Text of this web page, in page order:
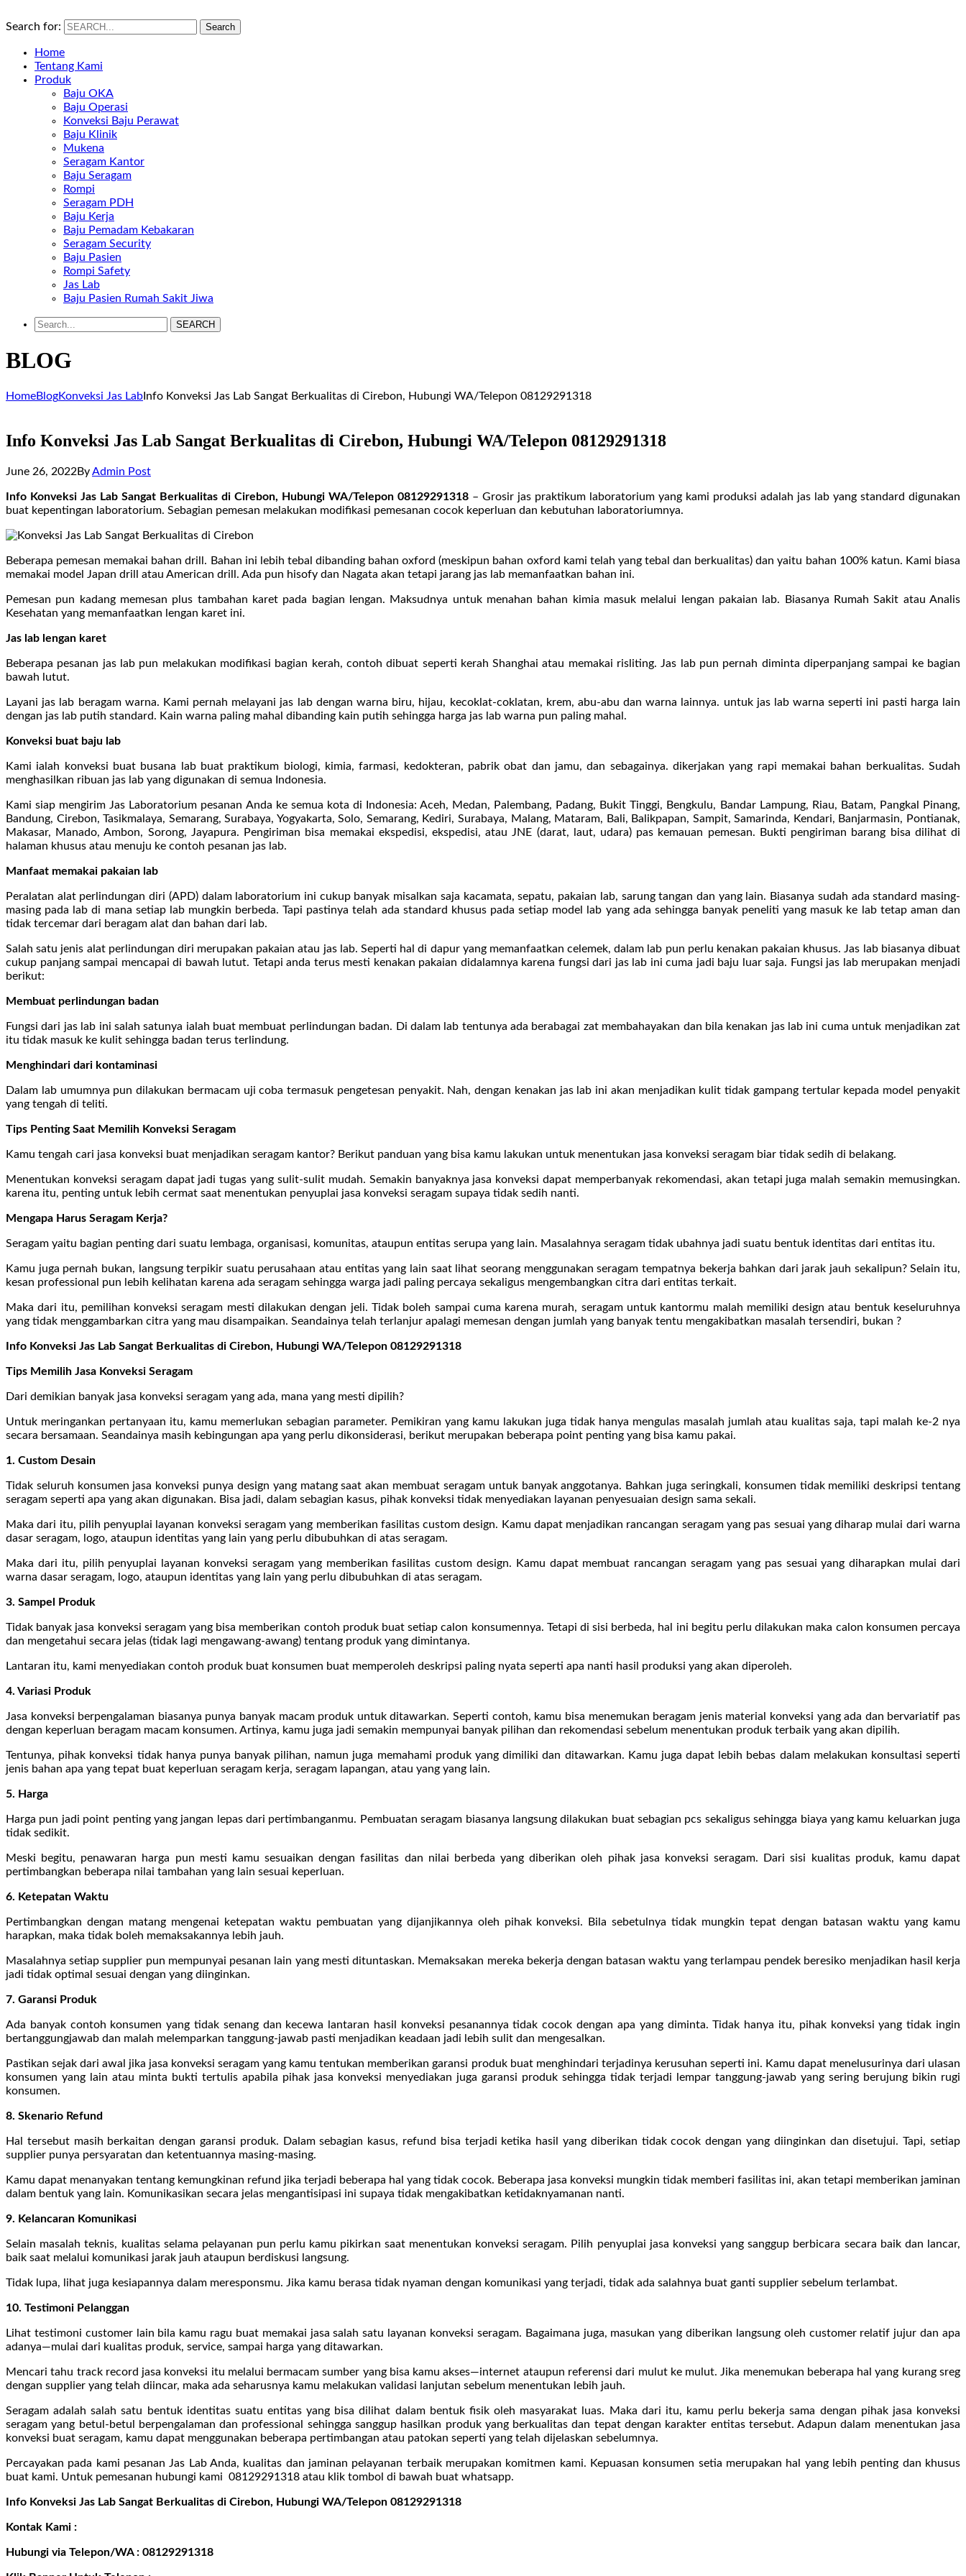
Search for: Search
Home
Tentang Kami
Produk
Baju OKA
Baju Operasi
Konveksi Baju Perawat
Baju Klinik
Mukena
Seragam Kantor
Baju Seragam
Rompi
Seragam PDH
Baju Kerja
Baju Pemadam Kebakaran
Seragam Security
Baju Pasien
Rompi Safety
Jas Lab
Baju Pasien Rumah Sakit Jiwa
SEARCH
BLOG
HomeBlogKonveksi Jas Lab Info Konveksi Jas Lab Sangat Berkualitas di Cirebon, Hubungi WA/Telepon 08129291318
Info Konveksi Jas Lab Sangat Berkualitas di Cirebon, Hubungi WA/Telepon 08129291318
June 26, 2022ByAdmin Post
Info Konveksi Jas Lab Sangat Berkualitas di Cirebon, Hubungi WA/Telepon 08129291318 – Grosir jas praktikum laboratorium yang kami produksi adalah jas lab yang standard digunakan
buat kepentingan laboratorium. Sebagian pemesan melakukan modifikasi pemesanan cocok keperluan dan kebutuhan laboratoriumnya.
Beberapa pemesan memakai bahan drill. Bahan ini lebih tebal dibanding bahan oxford (meskipun bahan oxford kami telah yang tebal dan berkualitas) dan yaitu bahan 100% katun. Kami biasa
memakai model Japan drill atau American drill. Ada pun hisofy dan Nagata akan tetapi jarang jas lab memanfaatkan bahan ini.
Pemesan pun kadang memesan plus tambahan karet pada bagian lengan. Maksudnya untuk menahan bahan kimia masuk melalui lengan pakaian lab. Biasanya Rumah Sakit atau Analis
Kesehatan yang memanfaatkan lengan karet ini.
Jas lab lengan karet
Beberapa pesanan jas lab pun melakukan modifikasi bagian kerah, contoh dibuat seperti kerah Shanghai atau memakai risliting. Jas lab pun pernah diminta diperpanjang sampai ke bagian
bawah lutut.
Layani jas lab beragam warna. Kami pernah melayani jas lab dengan warna biru, hijau, kecoklat-coklatan, krem, abu-abu dan warna lainnya. untuk jas lab warna seperti ini pasti harga lain
dengan jas lab putih standard. Kain warna paling mahal dibanding kain putih sehingga harga jas lab warna pun paling mahal.
Konveksi buat baju lab
Kami ialah konveksi buat busana lab buat praktikum biologi, kimia, farmasi, kedokteran, pabrik obat dan jamu, dan sebagainya. dikerjakan yang rapi memakai bahan berkualitas. Sudah
menghasilkan ribuan jas lab yang digunakan di semua Indonesia.
Kami siap mengirim Jas Laboratorium pesanan Anda ke semua kota di Indonesia: Aceh, Medan, Palembang, Padang, Bukit Tinggi, Bengkulu, Bandar Lampung, Riau, Batam, Pangkal Pinang,
Bandung, Cirebon, Tasikmalaya, Semarang, Surabaya, Yogyakarta, Solo, Semarang, Kediri, Surabaya, Malang, Mataram, Bali, Balikpapan, Sampit, Samarinda, Kendari, Banjarmasin, Pontianak,
Makasar, Manado, Ambon, Sorong, Jayapura. Pengiriman bisa memakai ekspedisi, ekspedisi, atau JNE (darat, laut, udara) pas kemauan pemesan. Bukti pengiriman barang bisa dilihat di
halaman khusus atau menuju ke contoh pesanan jas lab.
Manfaat memakai pakaian lab
Peralatan alat perlindungan diri (APD) dalam laboratorium ini cukup banyak misalkan saja kacamata, sepatu, pakaian lab, sarung tangan dan yang lain. Biasanya sudah ada standard masing-
masing pada lab di mana setiap lab mungkin berbeda. Tapi pastinya telah ada standard khusus pada setiap model lab yang ada sehingga banyak peneliti yang masuk ke lab tetap aman dan
tidak tercemar dari beragam alat dan bahan dari lab.
Salah satu jenis alat perlindungan diri merupakan pakaian atau jas lab. Seperti hal di dapur yang memanfaatkan celemek, dalam lab pun perlu kenakan pakaian khusus. Jas lab biasanya dibuat
cukup panjang sampai mencapai di bawah lutut. Tetapi anda terus mesti kenakan pakaian didalamnya karena fungsi dari jas lab ini cuma jadi baju luar saja. Fungsi jas lab merupakan menjadi
berikut:
Membuat perlindungan badan
Fungsi dari jas lab ini salah satunya ialah buat membuat perlindungan badan. Di dalam lab tentunya ada berabagai zat membahayakan dan bila kenakan jas lab ini cuma untuk menjadikan zat
itu tidak masuk ke kulit sehingga badan terus terlindung.
Menghindari dari kontaminasi
Dalam lab umumnya pun dilakukan bermacam uji coba termasuk pengetesan penyakit. Nah, dengan kenakan jas lab ini akan menjadikan kulit tidak gampang tertular kepada model penyakit
yang tengah di teliti.
Tips Penting Saat Memilih Konveksi Seragam
Kamu tengah cari jasa konveksi buat menjadikan seragam kantor? Berikut panduan yang bisa kamu lakukan untuk menentukan jasa konveksi seragam biar tidak sedih di belakang.
Menentukan konveksi seragam dapat jadi tugas yang sulit-sulit mudah. Semakin banyaknya jasa konveksi dapat memperbanyak rekomendasi, akan tetapi juga malah semakin memusingkan.
karena itu, penting untuk lebih cermat saat menentukan penyuplai jasa konveksi seragam supaya tidak sedih nanti.
Mengapa Harus Seragam Kerja?
Seragam yaitu bagian penting dari suatu lembaga, organisasi, komunitas, ataupun entitas serupa yang lain. Masalahnya seragam tidak ubahnya jadi suatu bentuk identitas dari entitas itu.
Kamu juga pernah bukan, langsung terpikir suatu perusahaan atau entitas yang lain saat lihat seorang menggunakan seragam tempatnya bekerja bahkan dari jarak jauh sekalipun? Selain itu,
kesan professional pun lebih kelihatan karena ada seragam sehingga warga jadi paling percaya sekaligus mengembangkan citra dari entitas terkait.
Maka dari itu, pemilihan konveksi seragam mesti dilakukan dengan jeli. Tidak boleh sampai cuma karena murah, seragam untuk kantormu malah memiliki design atau bentuk keseluruhnya
yang tidak menggambarkan citra yang mau disampaikan. Seandainya telah terlanjur apalagi memesan dengan jumlah yang banyak tentu mengakibatkan masalah tersendiri, bukan ?
Info Konveksi Jas Lab Sangat Berkualitas di Cirebon, Hubungi WA/Telepon 08129291318
Tips Memilih Jasa Konveksi Seragam
Dari demikian banyak jasa konveksi seragam yang ada, mana yang mesti dipilih?
Untuk meringankan pertanyaan itu, kamu memerlukan sebagian parameter. Pemikiran yang kamu lakukan juga tidak hanya mengulas masalah jumlah atau kualitas saja, tapi malah ke-2 nya
secara bersamaan. Seandainya masih kebingungan apa yang perlu dikonsiderasi, berikut merupakan beberapa point penting yang bisa kamu pakai.
1. Custom Desain
Tidak seluruh konsumen jasa konveksi punya design yang matang saat akan membuat seragam untuk banyak anggotanya. Bahkan juga seringkali, konsumen tidak memiliki deskripsi tentang
seragam seperti apa yang akan digunakan. Bisa jadi, dalam sebagian kasus, pihak konveksi tidak menyediakan layanan penyesuaian design sama sekali.
Maka dari itu, pilih penyuplai layanan konveksi seragam yang memberikan fasilitas custom design. Kamu dapat menjadikan rancangan seragam yang pas sesuai yang diharap mulai dari warna
dasar seragam, logo, ataupun identitas yang lain yang perlu dibubuhkan di atas seragam.
Maka dari itu, pilih penyuplai layanan konveksi seragam yang memberikan fasilitas custom design. Kamu dapat membuat rancangan seragam yang pas sesuai yang diharapkan mulai dari
warna dasar seragam, logo, ataupun identitas yang lain yang perlu dibubuhkan di atas seragam.
3. Sampel Produk
Tidak banyak jasa konveksi seragam yang bisa memberikan contoh produk buat setiap calon konsumennya. Tetapi di sisi berbeda, hal ini begitu perlu dilakukan maka calon konsumen percaya
dan mengetahui secara jelas (tidak lagi mengawang-awang) tentang produk yang dimintanya.
Lantaran itu, kami menyediakan contoh produk buat konsumen buat memperoleh deskripsi paling nyata seperti apa nanti hasil produksi yang akan diperoleh.
4. Variasi Produk
Jasa konveksi berpengalaman biasanya punya banyak macam produk untuk ditawarkan. Seperti contoh, kamu bisa menemukan beragam jenis material konveksi yang ada dan bervariatif pas
dengan keperluan beragam macam konsumen. Artinya, kamu juga jadi semakin mempunyai banyak pilihan dan rekomendasi sebelum menentukan produk terbaik yang akan dipilih.
Tentunya, pihak konveksi tidak hanya punya banyak pilihan, namun juga memahami produk yang dimiliki dan ditawarkan. Kamu juga dapat lebih bebas dalam melakukan konsultasi seperti
jenis bahan apa yang tepat buat keperluan seragam kerja, seragam lapangan, atau yang yang lain.
5. Harga
Harga pun jadi point penting yang jangan lepas dari pertimbanganmu. Pembuatan seragam biasanya langsung dilakukan buat sebagian pcs sekaligus sehingga biaya yang kamu keluarkan juga
tidak sedikit.
Meski begitu, penawaran harga pun mesti kamu sesuaikan dengan fasilitas dan nilai berbeda yang diberikan oleh pihak jasa konveksi seragam. Dari sisi kualitas produk, kamu dapat
pertimbangkan beberapa nilai tambahan yang lain sesuai keperluan.
6. Ketepatan Waktu
Pertimbangkan dengan matang mengenai ketepatan waktu pembuatan yang dijanjikannya oleh pihak konveksi. Bila sebetulnya tidak mungkin tepat dengan batasan waktu yang kamu
harapkan, maka tidak boleh memaksakannya lebih jauh.
Masalahnya setiap supplier pun mempunyai pesanan lain yang mesti dituntaskan. Memaksakan mereka bekerja dengan batasan waktu yang terlampau pendek beresiko menjadikan hasil kerja
jadi tidak optimal sesuai dengan yang diinginkan.
7. Garansi Produk
Ada banyak contoh konsumen yang tidak senang dan kecewa lantaran hasil konveksi pesanannya tidak cocok dengan apa yang diminta. Tidak hanya itu, pihak konveksi yang tidak ingin
bertanggungjawab dan malah melemparkan tanggung-jawab pasti menjadikan keadaan jadi lebih sulit dan mengesalkan.
Pastikan sejak dari awal jika jasa konveksi seragam yang kamu tentukan memberikan garansi produk buat menghindari terjadinya kerusuhan seperti ini. Kamu dapat menelusurinya dari ulasan
konsumen yang lain atau minta bukti tertulis apabila pihak jasa konveksi menyediakan juga garansi produk sehingga tidak terjadi lempar tanggung-jawab yang sering berujung bikin rugi
konsumen.
8. Skenario Refund
Hal tersebut masih berkaitan dengan garansi produk. Dalam sebagian kasus, refund bisa terjadi ketika hasil yang diberikan tidak cocok dengan yang diinginkan dan disetujui. Tapi, setiap
supplier punya persyaratan dan ketentuannya masing-masing.
Kamu dapat menanyakan tentang kemungkinan refund jika terjadi beberapa hal yang tidak cocok. Beberapa jasa konveksi mungkin tidak memberi fasilitas ini, akan tetapi memberikan jaminan
dalam bentuk yang lain. Komunikasikan secara jelas mengantisipasi ini supaya tidak mengakibatkan ketidaknyamanan nanti.
9. Kelancaran Komunikasi
Selain masalah teknis, kualitas selama pelayanan pun perlu kamu pikirkan saat menentukan konveksi seragam. Pilih penyuplai jasa konveksi yang sanggup berbicara secara baik dan lancar,
baik saat melalui komunikasi jarak jauh ataupun berdiskusi langsung.
Tidak lupa, lihat juga kesiapannya dalam meresponsmu. Jika kamu berasa tidak nyaman dengan komunikasi yang terjadi, tidak ada salahnya buat ganti supplier sebelum terlambat.
10. Testimoni Pelanggan
Lihat testimoni customer lain bila kamu ragu buat memakai jasa salah satu layanan konveksi seragam. Bagaimana juga, masukan yang diberikan langsung oleh customer relatif jujur dan apa
adanya—mulai dari kualitas produk, service, sampai harga yang ditawarkan.
Mencari tahu track record jasa konveksi itu melalui bermacam sumber yang bisa kamu akses—internet ataupun referensi dari mulut ke mulut. Jika menemukan beberapa hal yang kurang sreg
dengan supplier yang telah diincar, maka ada seharusnya kamu melakukan validasi lanjutan sebelum menentukan lebih jauh.
Seragam adalah salah satu bentuk identitas suatu entitas yang bisa dilihat dalam bentuk fisik oleh masyarakat luas. Maka dari itu, kamu perlu bekerja sama dengan pihak jasa konveksi
seragam yang betul-betul berpengalaman dan professional sehingga sanggup hasilkan produk yang berkualitas dan tepat dengan karakter entitas tersebut. Adapun dalam menentukan jasa
konveksi buat seragam, kamu dapat menggunakan beberapa pertimbangan atau patokan seperti yang telah dijelaskan sebelumnya.
Percayakan pada kami pesanan Jas Lab Anda, kualitas dan jaminan pelayanan terbaik merupakan komitmen kami. Kepuasan konsumen setia merupakan hal yang lebih penting dan khusus
buat kami. Untuk pemesanan hubungi kami 08129291318 atau klik tombol di bawah buat whatsapp.
Info Konveksi Jas Lab Sangat Berkualitas di Cirebon, Hubungi WA/Telepon 08129291318
Kontak Kami :
Hubungi via Telepon/WA : 08129291318